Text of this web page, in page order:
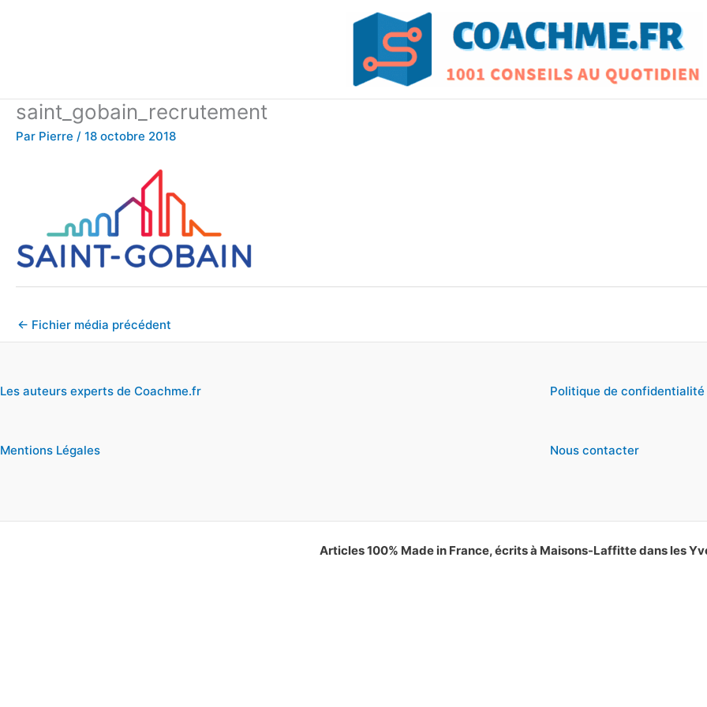
saint_gobain_recrutement
Par Pierre / 18 octobre 2018
← Fichier média précédent
Les auteurs experts de Coachme.fr
Mentions Légales
Politique de confidentialité
Nous contacter
Articles 100% Made in France, écrits à Maisons-Laffitte dans les